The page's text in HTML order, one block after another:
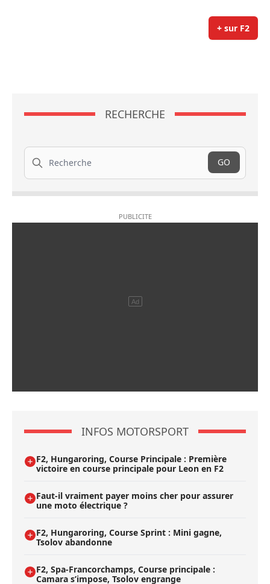
+ sur F2
RECHERCHE
Recherche
GO
INFOS MOTORSPORT
F2, Hungaroring, Course Principale : Première
victoire en course principale pour Leon en F2
Faut-il vraiment payer moins cher pour assurer
une moto électrique ?
F2, Hungaroring, Course Sprint : Mini gagne,
Tsolov abandonne
F2, Spa-Francorchamps, Course principale :
Camara s’impose, Tsolov engrange